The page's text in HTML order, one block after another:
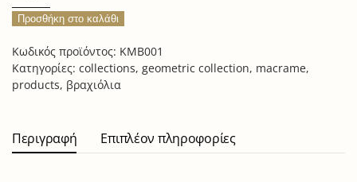
solar
ποσότητα
Προσθήκη στο καλάθι
Κωδικός προϊόντος: KMB001
Κατηγορίες: collections, geometric collection, macrame,
products, βραχιόλια
Περιγραφή Επιπλέον πληροφορίες